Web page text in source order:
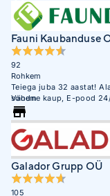
täidetud tellimuse.
veebikaubamaja juba
2003.
Fauni Kaubanduse
92
Rohkem
Teiega juba 32 aastat!
soodne kaup, E-pood
Vähem
Galador Grupp OÜ
105